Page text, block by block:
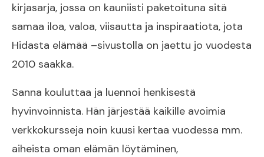
kirjasarja, jossa on kauniisti paketoituna sitä
samaa iloa, valoa, viisautta ja inspiraatiota, jota
Hidasta elämää –sivustolla on jaettu jo vuodesta
2010 saakka.
Sanna kouluttaa ja luennoi henkisestä
hyvinvoinnista. Hän järjestää kaikille avoimia
verkkokursseja noin kuusi kertaa vuodessa mm.
aiheista oman elämän löytäminen,